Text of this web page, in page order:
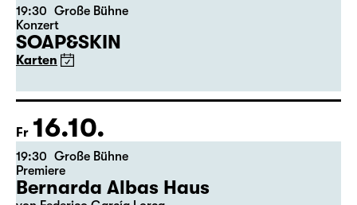
19:30 Große Bühne
Konzert
SOAP&SKIN
Karten
Fr 16.10.
19:30 Große Bühne
Premiere
Bernarda Albas Haus